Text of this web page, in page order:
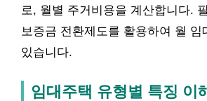
로, 월별 주거비용을 계산합니다.
보증금 전환제도를 활용하여 월 임
있습니다.
임대주택 유형별 특징 이